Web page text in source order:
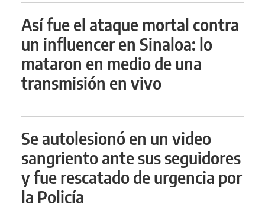
Así fue el ataque mortal contra
un influencer en Sinaloa: lo
mataron en medio de una
transmisión en vivo
Se autolesionó en un video
sangriento ante sus seguidores
y fue rescatado de urgencia por
la Policía